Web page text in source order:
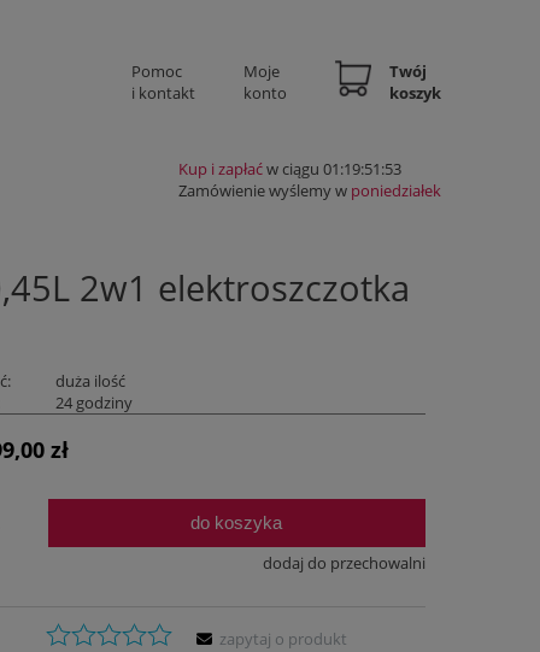
Pomoc
i kontakt
Moje
konto
Twój
koszyk
Kup i zapłaćw ciągu 01:19:51:52
Zamówienie wyślemy w poniedziałek
2w1 elektroszczotka
duża ilość
24 godziny
zł
do koszyka
dodaj do przechowalni
zapytaj o produkt